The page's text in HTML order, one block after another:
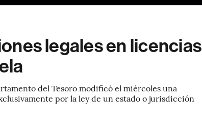
legales en licencias
del Tesoro modificó el miércoles una
por la ley de un estado o jurisdicción